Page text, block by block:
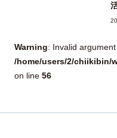
Warning: Invalid
/home/users/2/chiikibin/
on line 56